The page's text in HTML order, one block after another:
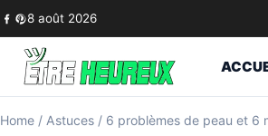
Skip to content
8 août 2026
Home / Astuces / 6 problèmes de peau et 6